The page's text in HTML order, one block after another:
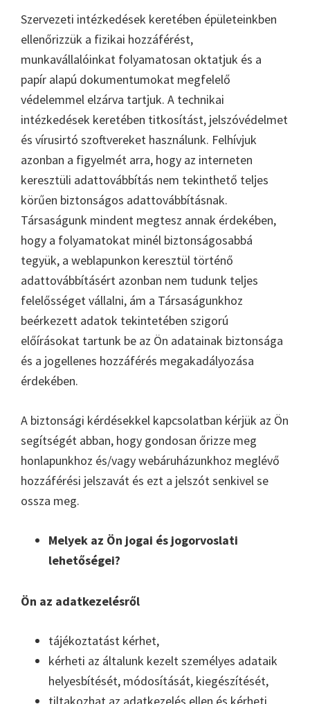
Szervezeti intézkedések keretében épületeinkben
ellenőrizzük a fizikai hozzáférést,
munkavállalóinkat folyamatosan oktatjuk és a
papír alapú dokumentumokat megfelelő
védelemmel elzárva tartjuk. A technikai
intézkedések keretében titkosítást, jelszóvédelmet
és vírusirtó szoftvereket használunk. Felhívjuk
azonban a figyelmét arra, hogy az interneten
keresztüli adattovábbítás nem tekinthető teljes
körűen biztonságos adattovábbításnak.
Társaságunk mindent megtesz annak érdekében,
hogy a folyamatokat minél biztonságosabbá
tegyük, a weblapunkon keresztül történő
adattovábbításért azonban nem tudunk teljes
felelősséget vállalni, ám a Társaságunkhoz
beérkezett adatok tekintetében szigorú
előírásokat tartunk be az Ön adatainak biztonsága
és a jogellenes hozzáférés megakadályozása
érdekében.
A biztonsági kérdésekkel kapcsolatban kérjük az Ön
segítségét abban, hogy gondosan őrizze meg
honlapunkhoz és/vagy webáruházunkhoz meglévő
hozzáférési jelszavát és ezt a jelszót senkivel se
ossza meg.
Melyek az Ön jogai és jogorvoslati
lehetőségei?
Ön az adatkezelésről
tájékoztatást kérhet,
kérheti az általunk kezelt személyes adataik
helyesbítését, módosítását, kiegészítését,